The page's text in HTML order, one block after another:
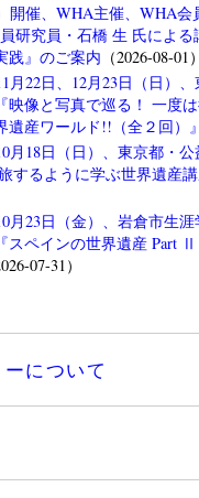
開催、WHA主催、WHA会
研究員・石橋 生 氏による
践』のご案内 （2026-08-01）
月22日、12月23日（日）
像と写真で巡る！ 一度は
産ワールド!!（全２回）』
月18日（日）、東京都・
するように学ぶ世界遺産講
月23日（金）、岩倉市生
スペインの世界遺産 Part
07-31）
について